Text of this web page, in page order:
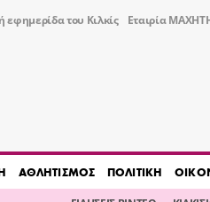
εφημερίδα του Κιλκίς Εταιρία
ΑΘΛΗΤΙΣΜΟΣ ΠΟΛΙΤΙΚΗ